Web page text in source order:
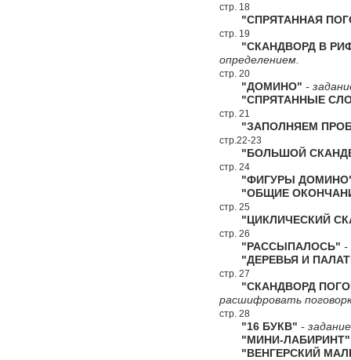
стр. 18
"СПРЯТАННАЯ
стр. 19
"СКАНДВОРД В
определением.
стр. 20
"ДОМИНО" -
"СПРЯТАННЫЕ
стр. 21
"ЗАПОЛНЯЕМ
стр.22-23
"БОЛЬШОЙ
стр. 24
"ФИГУРЫ
"ОБЩИЕ
стр. 25
"ЦИКЛИЧЕСКИЙ
стр. 26
"РАССЫПАЛОСЬ" -
"ДЕРЕВЬЯ И
стр. 27
"СКАНДВОРД
расшифровать
стр. 28
"16 БУКВ" -
"МИНИ-ЛАБИРИНТ"
"ВЕНГЕРСКИЙ